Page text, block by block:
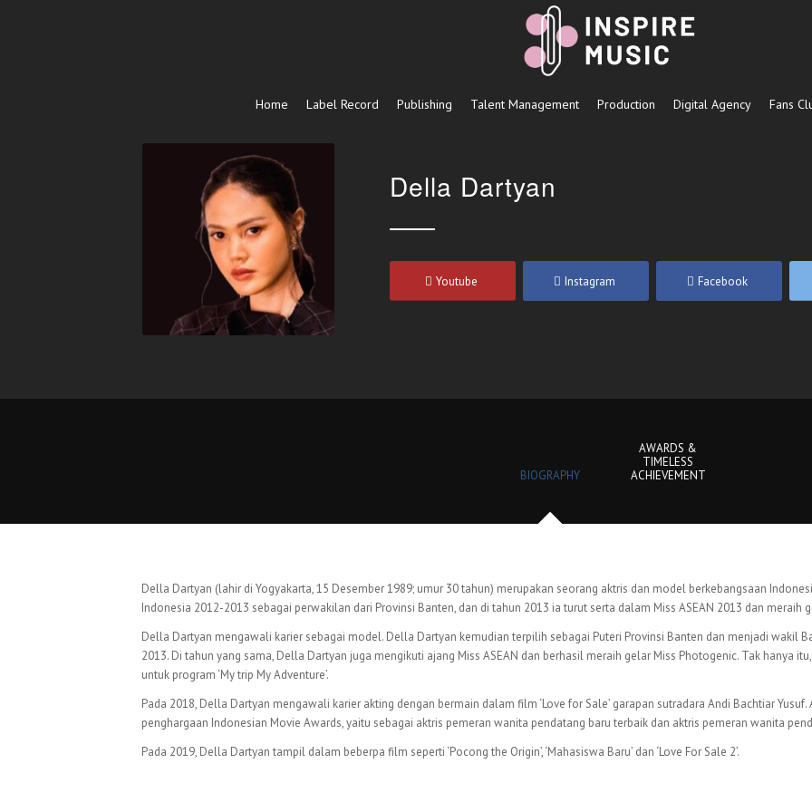
Home Label Record Publishing Talent Management Production Digital Agency Fans
Della Dartyan
Youtube Instagram Facebook
BIOGRAPHY
AWARDS &
TIMELESS
ACHIEVEMENT
Della Dartyan (lahir di Yogyakarta, 15 Desember 1989; umur 30 tahun) merupakan seorang aktris dan model berkebangsaan
Indonesia 2012-2013 sebagai perwakilan dari Provinsi Banten, dan di tahun 2013 ia turut serta dalam Miss ASEAN 2013 dan meraih
Della Dartyan mengawali karier sebagai model. Della Dartyan kemudian terpilih sebagai Puteri Provinsi Banten dan menjadi wakil
2013. Di tahun yang sama, Della Dartyan juga mengikuti ajang Miss ASEAN dan berhasil meraih gelar Miss Photogenic. Tak hanya
untuk program ‘My trip My Adventure’.
Pada 2018, Della Dartyan mengawali karier akting dengan bermain dalam film ‘Love for Sale’ garapan sutradara Andi Bachtiar Yusuf.
penghargaan Indonesian Movie Awards, yaitu sebagai aktris pemeran wanita pendatang baru terbaik dan aktris pemeran wanita
Pada 2019, Della Dartyan tampil dalam beberpa film seperti ‘Pocong the Origin’, ‘Mahasiswa Baru’ dan ‘Love For Sale 2’.